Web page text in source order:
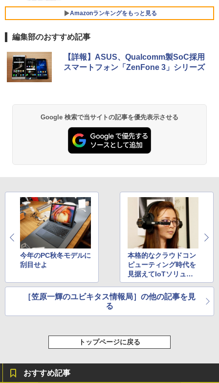
メラ内蔵 / USB Type-C / HDMI / 無線LA
N Bluetooth / Win11 Pro搭載 /Office 20
5
モリ16GB SSD512GB/1TB 安い 格安 ラ
ップトップ
￥49,800
5
Pixio PX279 Wave ゲーミングモニター
240Hz Fast IPS 27インチ 白 パステル ブ
屋 pcモニター ディスプレイ ピクシオ
リング ANC 36時間再生
￥3,480
Amazonランキングをもっと見る
編集部のおすすめ記事
【詳報】ASUS、Qualcomm製SoC採用
スマートフォン「ZenFone 3」シリーズ
Google 検索で当サイトの記事を優先表示させる
今年のPC秋冬モデルに
刮目せよ
本格的なクラウドコン
ピューティング時代を
見据えてIoTソリュー
ションに取り組む台湾
企業
［笠原一輝のユビキタス情報局］の他の記事を見
る
トップページに戻る
おすすめ記事